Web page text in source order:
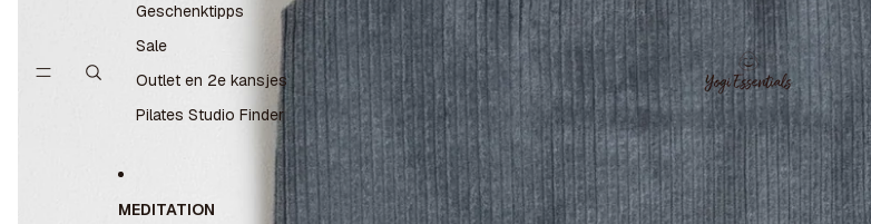
Geschenktipps
Sale
Outlet en 2e kansjes
Pilates Studio Finder
MEDITATION